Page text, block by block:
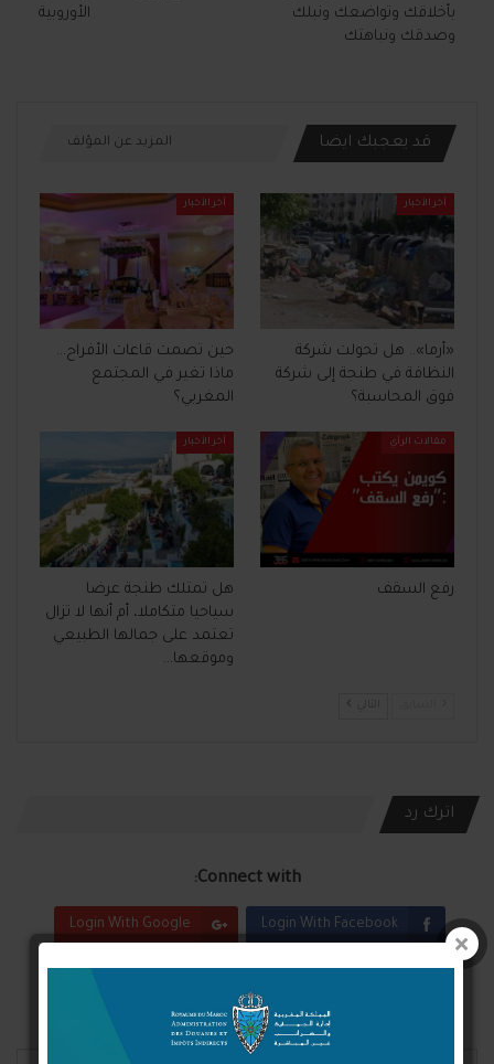
بأخلاقك وتواضعك ونبلك
وصدقك ونباهتك
الأوروبية
قد يعجبك ايضا المزيد عن المؤلف
آخر الأخبار
«أرما».. هل تحولت شركة
النظافة في طنجة إلى شركة
فوق المحاسبة؟
آخر الأخبار
حين تصمت قاعات الأفراح…
ماذا تغير في المجتمع
المغربي؟
مقالات الرأي
رفع السقف
آخر الأخبار
هل تمتلك طنجة عرضا
سياحيا متكاملا، أم أنها لا تزال
تعتمد على جمالها الطبيعي
وموقعها…
التالي
اترك رد
Connect with:
Login With Facebook
Login With Google
Login With Twitter
لن يتم نشر عنوان بريدك الإلكتروني.